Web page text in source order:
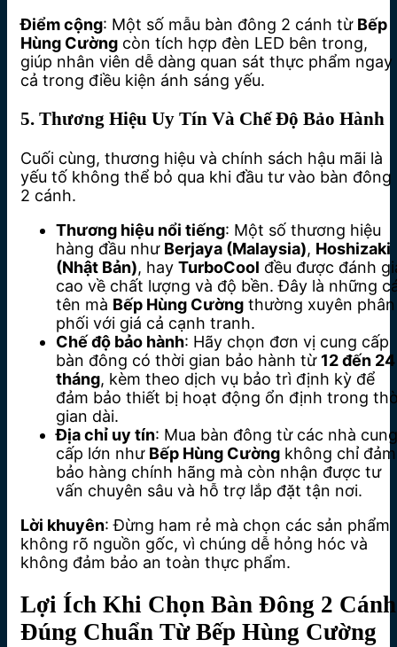
Điểm cộng: Một số mẫu bàn đông 2 cánh từ Bếp
Hùng Cường còn tích hợp đèn LED bên trong,
giúp nhân viên dễ dàng quan sát thực phẩm ngay
cả trong điều kiện ánh sáng yếu.
5. Thương Hiệu Uy Tín Và Chế Độ Bảo Hành
Cuối cùng, thương hiệu và chính sách hậu mãi là
yếu tố không thể bỏ qua khi đầu tư vào bàn đông
2 cánh.
Thương hiệu nổi tiếng: Một số thương hiệu
hàng đầu như Berjaya (Malaysia), Hoshizaki
(Nhật Bản), hay TurboCool đều được đánh
cao về chất lượng và độ bền. Đây là những
tên mà Bếp Hùng Cường thường xuyên phân
phối với giá cả cạnh tranh.
Chế độ bảo hành: Hãy chọn đơn vị cung cấp
bàn đông có thời gian bảo hành từ 12 đến 24
tháng, kèm theo dịch vụ bảo trì định kỳ để
đảm bảo thiết bị hoạt động ổn định trong
gian dài.
Địa chỉ uy tín: Mua bàn đông từ các nhà cung
cấp lớn như Bếp Hùng Cường không chỉ đảm
bảo hàng chính hãng mà còn nhận được tư
vấn chuyên sâu và hỗ trợ lắp đặt tận nơi.
Lời khuyên: Đừng ham rẻ mà chọn các sản phẩm
không rõ nguồn gốc, vì chúng dễ hỏng hóc và
không đảm bảo an toàn thực phẩm.
Lợi Ích Khi Chọn Bàn Đông 2 Cánh
Đúng Chuẩn Từ Bếp Hùng Cường